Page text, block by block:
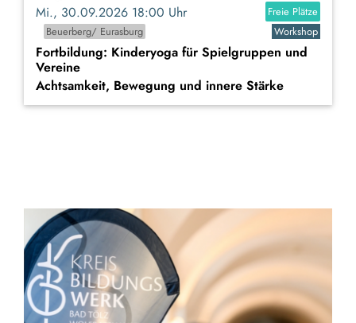
Mi., 30.09.2026 18:00 Uhr
Freie Plätze
Beuerberg/ Eurasburg
Workshop
Fortbildung: Kinderyoga für Spielgruppen und
Vereine
Achtsamkeit, Bewegung und innere Stärke